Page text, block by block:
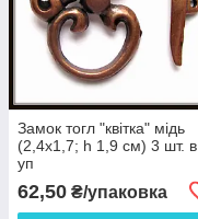
Замок тогл "квітка" мідь
(2,4х1,7; h 1,9 см) 3 шт. в
уп
62,50 ₴/упаковка